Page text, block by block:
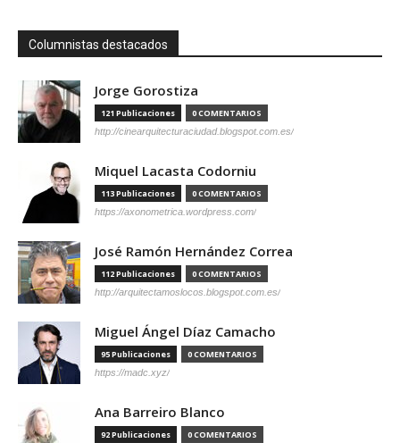
Columnistas destacados
Jorge Gorostiza
121 Publicaciones 0 COMENTARIOS
http://cinearquitecturaciudad.blogspot.com.es/
Miquel Lacasta Codorniu
113 Publicaciones 0 COMENTARIOS
https://axonometrica.wordpress.com/
José Ramón Hernández Correa
112 Publicaciones 0 COMENTARIOS
http://arquitectamoslocos.blogspot.com.es/
Miguel Ángel Díaz Camacho
95 Publicaciones 0 COMENTARIOS
https://madc.xyz/
Ana Barreiro Blanco
92 Publicaciones 0 COMENTARIOS